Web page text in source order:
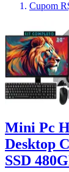
Cupom
Mini Pc
Desktop
SSD